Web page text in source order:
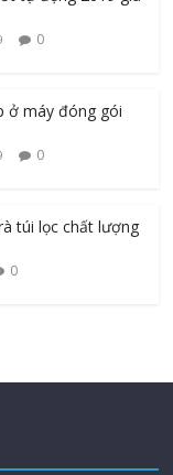
0
ở máy đóng gói
0
túi lọc chất lượng
0